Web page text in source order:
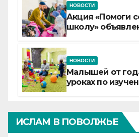
НОВОСТИ
Акция «Помоги
школу»
НОВОСТИ
Малышей от
уроках по
ИСЛАМ В ПОВОЛЖЬЕ